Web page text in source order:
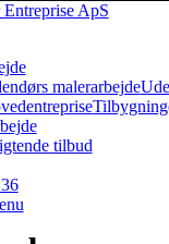
malerarbejde
tilbud